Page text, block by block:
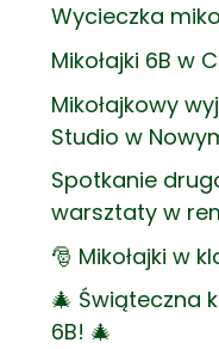
Wycieczka
Mikołajki 6B w
Mikołajkowy
Studio w
Spotkanie
warsztaty w
🎅 Mikołajki w
🎄 Świąteczna
6B! 🎄